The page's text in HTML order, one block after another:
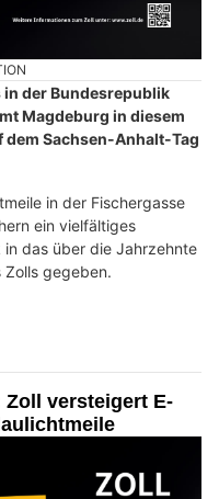
in der Bundesrepublik
Magdeburg in diesem
dem Sachsen-Anhalt-Tag
in der Fischergasse
ein vielfältiges
das über die Jahrzehnte
gegeben.
versteigert E-